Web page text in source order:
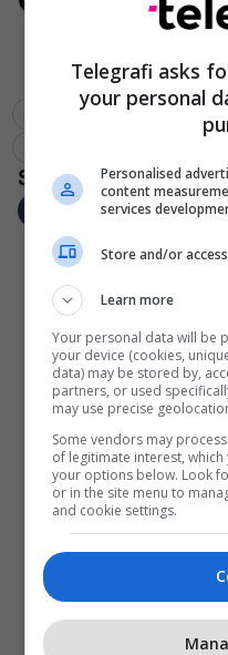
Federico Valverde
Telegrafi asks
your personal
Personalised
content
services
Store and/or
Learn more
Your personal data will be
your device (cookies,
data) may be stored by,
partners, or used
may use precise
Some vendors may
of legitimate interest,
your options below. Look
or in the site menu to
and cookie settings.